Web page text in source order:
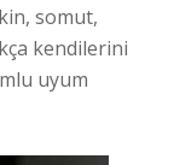
somut,
kendilerini
uyum